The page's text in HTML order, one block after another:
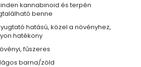
kannabinoid és terpén
benne
hatású, közel a növényhez,
hatékony
fűszeres
barna/zöld